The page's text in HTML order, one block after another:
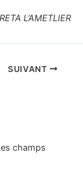
L’AMETLIER
SUIVANT
champs